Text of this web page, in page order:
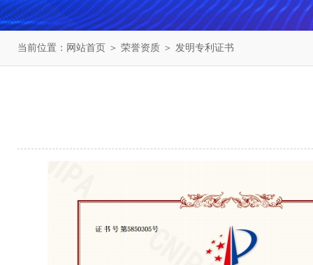
当前位置： 网站首页 ＞ 荣誉资质 ＞ 发明专利证书